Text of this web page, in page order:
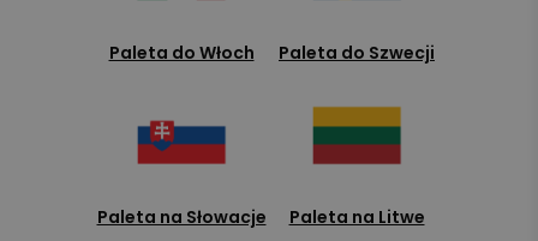
Paleta do Włoch Paleta do Szwecji
Paleta na Słowacje Paleta na Litwe